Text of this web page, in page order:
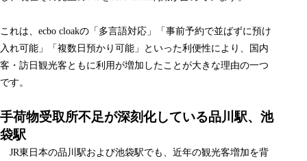
これは、ecbo cloakの「多言語対応」「事前予約で並ばずに預け
入れ可能」「複数日預かり可能」といった利便性により、国内
客・訪日観光客ともに利用が増加したことが大きな理由の一つ
です。
手荷物受取所不足が深刻化している品川駅、池
袋駅
JR東日本の品川駅および池袋駅でも、近年の観光客増加を背